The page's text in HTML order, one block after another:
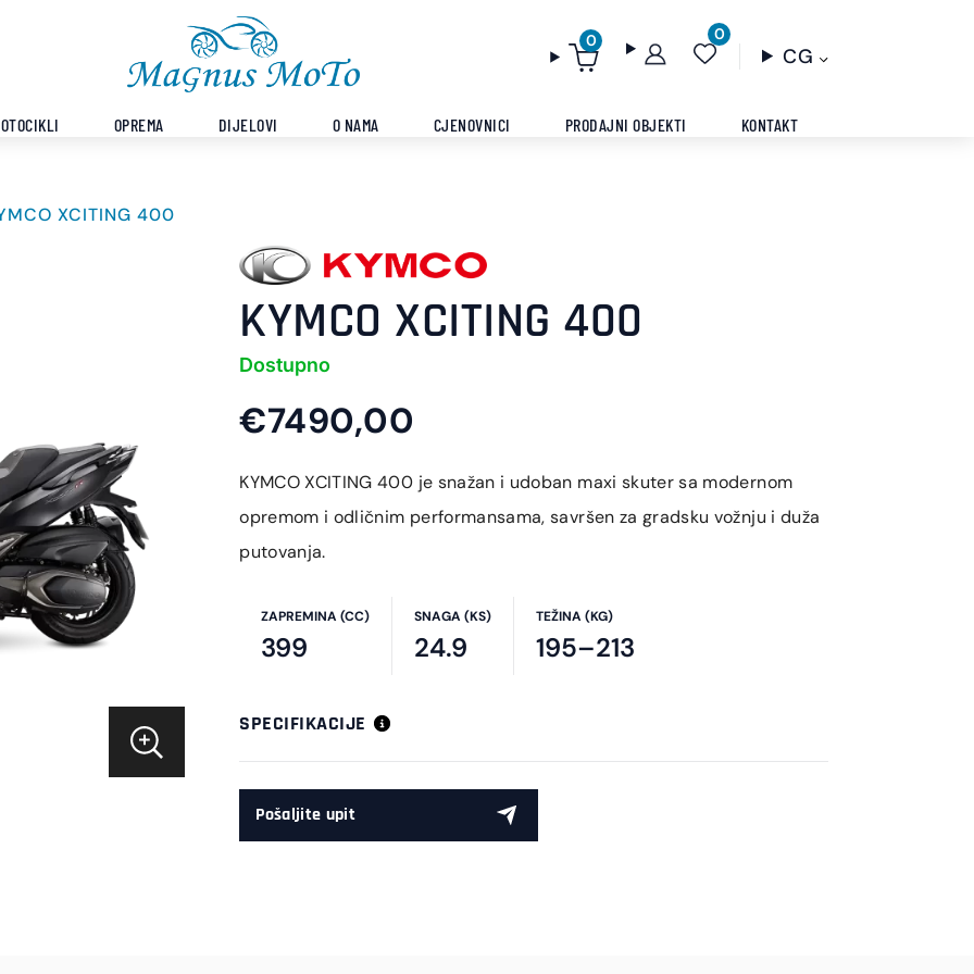
0 0
CG
OPREMA DIJELOVI O NAMA CJENOVNICI PRODAJNI OBJEKTI KONTAKT
XCITING 400
KYMCO XCITING 400
Dostupno
€7490,00
KYMCO XCITING 400 je snažan i udoban maxi skuter sa modernom
opremom i odličnim performansama, savršen za gradsku vožnju i duža
putovanja.
ZAPREMINA (CC)
399
SNAGA (KS)
24.9
TEŽINA (KG)
195–213
SPECIFIKACIJE
Pošaljite upit